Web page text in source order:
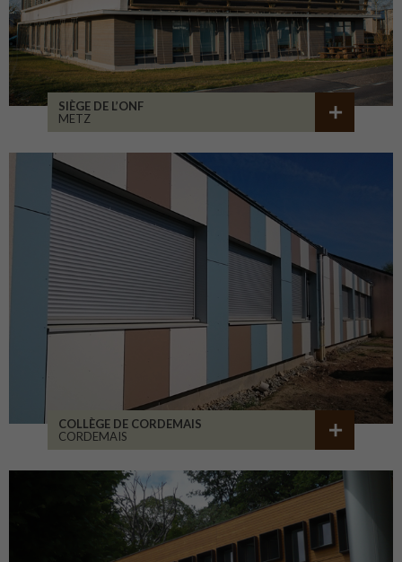
SIÈGE DE L’ONF
METZ
COLLÈGE DE CORDEMAIS
CORDEMAIS